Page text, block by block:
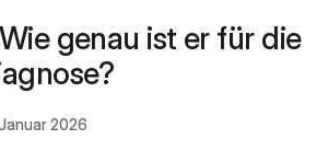
genau ist er für die
2026